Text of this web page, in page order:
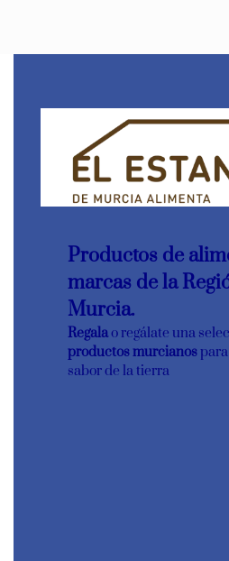
Productos de
marcas de la
Murcia.
Regalao regálate una
productos murcianos
sabor de la tierra